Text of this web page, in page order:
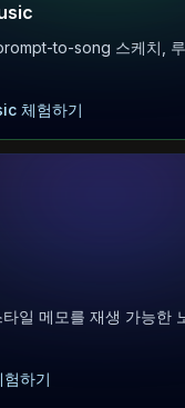
to-song 스케치,
체험하기
일 메모를 재생 가능한
하기